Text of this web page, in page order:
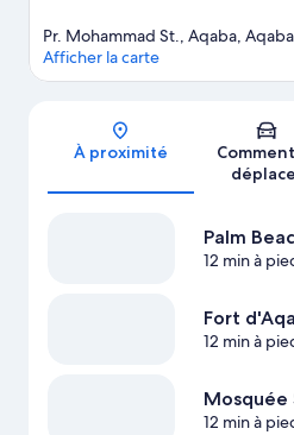
Carte
Pr. Mohammad St., Aqaba,
Afficher la carte
À proximité
Palm
12 min à
Fort
12 min à
Mosquée
12 min à